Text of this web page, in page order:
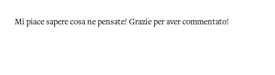
Mi piace sapere cosa ne pensate! Grazie per aver commentato!